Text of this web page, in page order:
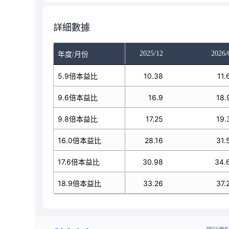
詳細數據
年度/月份
2025/11 2025/12 2026/
5.9倍本益比
9.6倍本益比
9.8倍本益比
16.0倍本益比
17.6倍本益比
18.9倍本益比
10.38 10.38
16.9 16.9
17.25 17.25
28.16 28.16
30.98 30.98
33.26 33.26